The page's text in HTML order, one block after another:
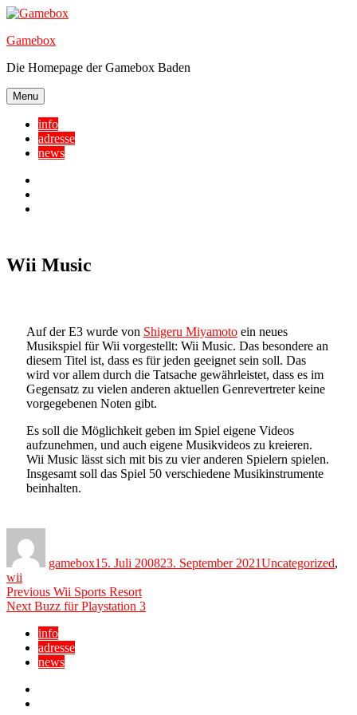
Skip
content
Gamebox
Die Homepage der Gamebox Baden
Menu
info
adresse
news
Wii Music
Auf der E3 wurde von Shigeru Miyamoto ein neues
Musikspiel für Wii vorgestellt: Wii Music. Das besondere an
diesem Titel ist, dass es für jeden geeignet sein soll. Das
wird vor allem durch die Tatsache gewährleistet, dass es im
Gegensatz zu vielen anderen aktuellen Genrevertreter keine
vorgegebenen Noten gibt.
Es soll die Möglichkeit geben im Spiel eigene Videos
aufzunehmen, und auch eigene Musikvideos zu kreieren.
Wii Music lässt sich mit bis zu vier anderen Spielern spielen.
Insgesamt soll das Spiel 50 verschiedene Musikinstrumente
beinhalten.
gamebox15. Juli 200823. September 2021Uncategorized,
wii
Beitragsnavigation
Previous Previous
post:
Wii Sports Resort
Next Next
Buzz für Playstation 3
info
adresse
news